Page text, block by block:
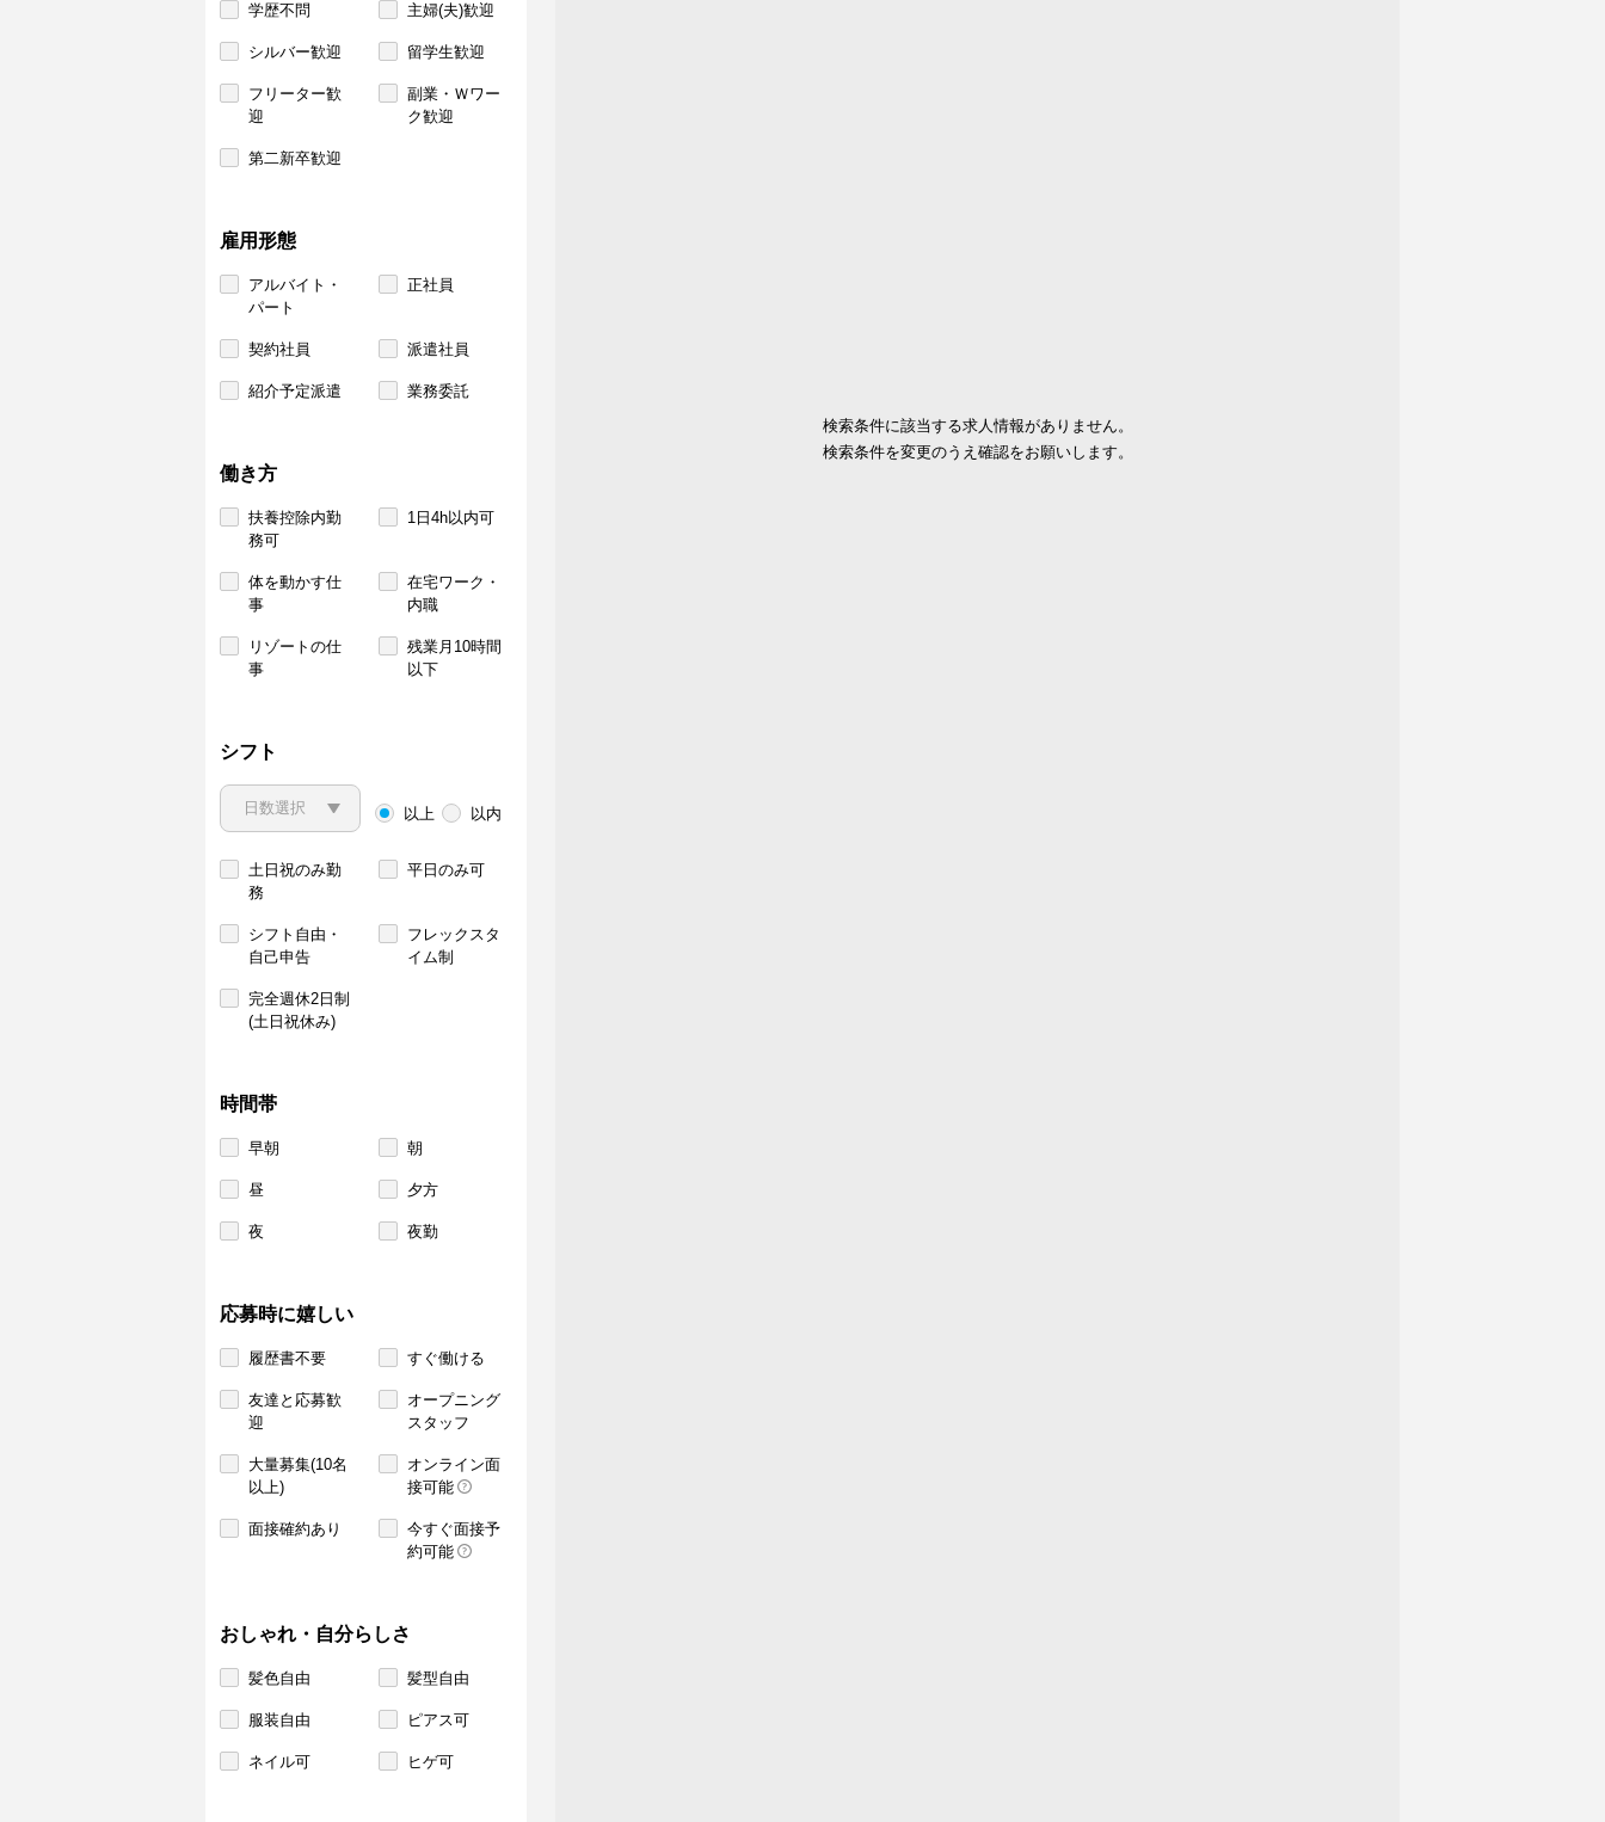
学歴不問 主婦(夫)歓迎
シルバー歓迎 留学生歓迎
フリーター歓
迎
副業・Ｗワー
ク歓迎
第二新卒歓迎
雇用形態
アルバイト・
パート
正社員
契約社員 派遣社員
紹介予定派遣 業務委託
働き方
扶養控除内勤
務可
1日4h以内可
体を動かす仕
事
在宅ワーク・
内職
リゾートの仕
事
残業月10時間
以下
シフト
以上 以内
土日祝のみ勤
務
平日のみ可
シフト自由・
自己申告
フレックスタ
イム制
完全週休2日制
(土日祝休み)
時間帯
早朝 朝
昼 夕方
夜 夜勤
応募時に嬉しい
履歴書不要 すぐ働ける
友達と応募歓
迎
オープニング
スタッフ
大量募集(10名
以上)
オンライン面
接可能
面接確約あり
今すぐ面接予
約可能
おしゃれ・自分らしさ
髪色自由 髪型自由
服装自由 ピアス可
ネイル可 ヒゲ可
検索条件に該当する求人情報がありません。
検索条件を変更のうえ確認をお願いします。